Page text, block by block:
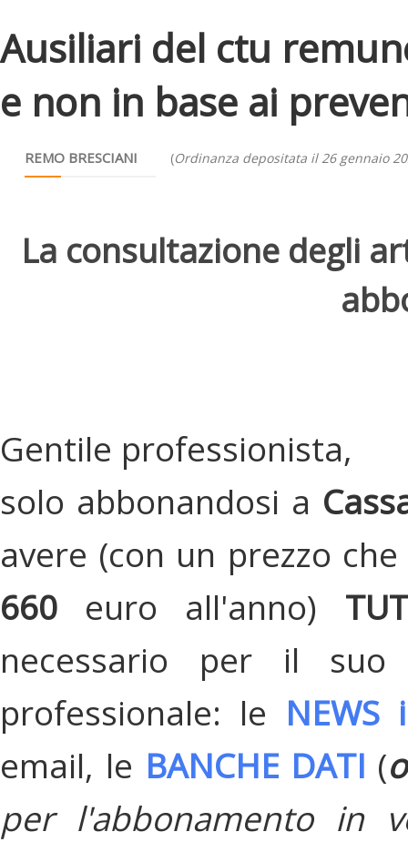
Ausiliari del ctu
e non in base ai
REMO BRESCIANI (Ordinanza depositata il 26 gennaio
La consultazione degli
Gentile professionista,
solo abbonandosi a
avere (con un prezzo
660 euro all'anno)
necessario per il suo
professionale: le
email, le BANCHE DATI (
per l'abbonamento in